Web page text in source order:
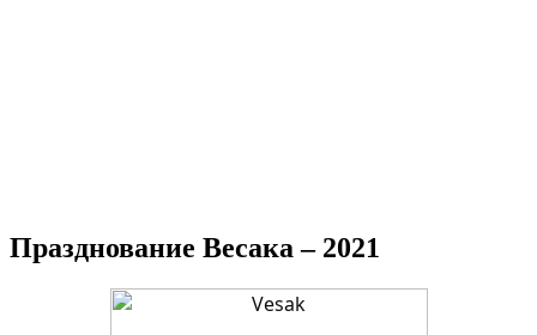
Празднование Весака – 2021